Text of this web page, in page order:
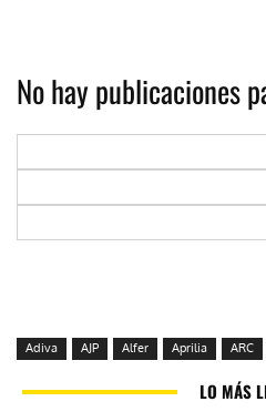
No hay publicaciones
Adiva AJP Alfer Aprilia ARC
LO MÁS